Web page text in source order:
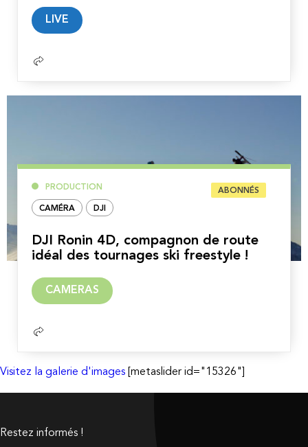
LIVE
PRODUCTION ABONNÉS
CAMÉRA DJI
DJI Ronin 4D, compagnon de route
idéal des tournages ski freestyle !
CAMERAS
Visitez la galerie d'images [metaslider id="15326"]
Restez informés !